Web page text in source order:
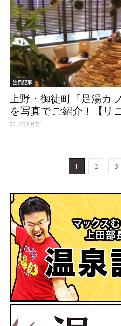
注目記事
上野・御徒町「足湯カ
を写真でご紹介！【リ
2016年8月7日
1 2 3